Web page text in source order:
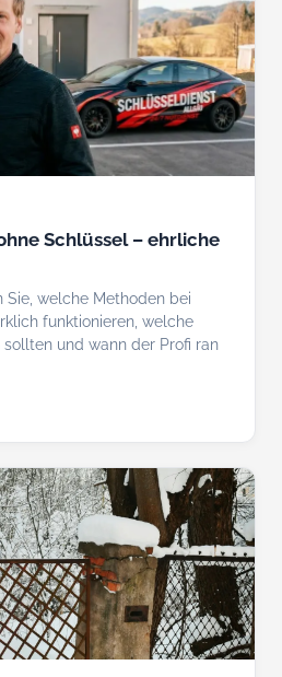
Schlüssel – ehrliche
Sie, welche Methoden bei
funktionieren, welche
sollten und wann der Profi ran